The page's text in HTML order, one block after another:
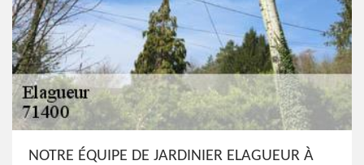
NOTRE ÉQUIPE DE JARDINIER ELAGUEUR À